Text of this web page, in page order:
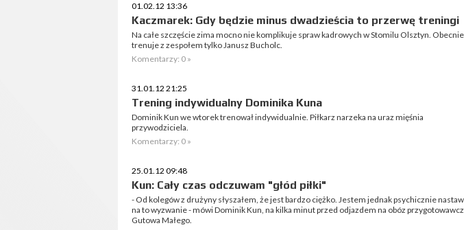
01.02.12 13:36
Kaczmarek: Gdy będzie minus dwadzieścia to przerwę treningi
Na całe szczęście zima mocno nie komplikuje spraw kadrowych w Stomilu Olsztyn.
trenuje z zespołem tylko Janusz Bucholc.
Komentarzy: 0 »
31.01.12 21:25
Trening indywidualny Dominika Kuna
Dominik Kun we wtorek trenował indywidualnie. Piłkarz narzeka na uraz mięśnia
przywodziciela.
Komentarzy: 0 »
25.01.12 09:48
Kun: Cały czas odczuwam "głód piłki"
- Od kolegów z drużyny słyszałem, że jest bardzo ciężko. Jestem jednak psychicznie
na to wyzwanie - mówi Dominik Kun, na kilka minut przed odjazdem na obóz
Gutowa Małego.